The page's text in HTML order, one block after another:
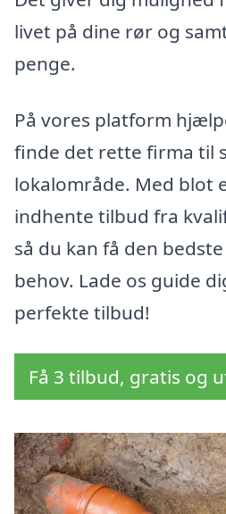
livet på dine rør og
penge.
På vores platform
finde det rette firma til
lokalområde. Med blot
indhente tilbud fra
så du kan få den
behov. Lade os guide
perfekte tilbud!
Få 3 tilbud, gratis og